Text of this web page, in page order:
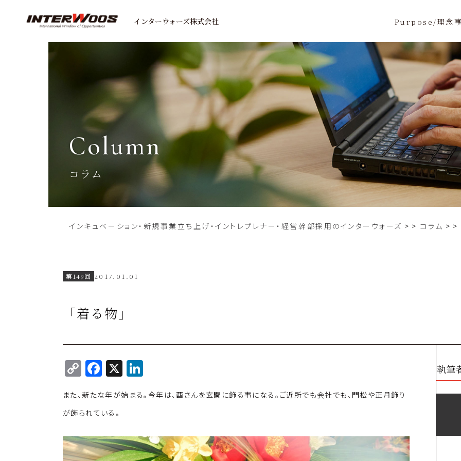
インターウォーズ株式会社 Purpose/理念
column
コラム
インキュベーション・新規事業立ち上げ・イントレプレナー・経営幹部採用のインターウォーズ > コラム >
第149回 2017.01.01
「着る物」
C
o
p
y
Li
n
F
a
c
e
b
o
X
n
k
dI
n
また、新たな年が始まる。今年は、酉さんを玄関に飾る事になる。ご近所でも会社でも、門松や正月飾り
が飾られている。
執筆